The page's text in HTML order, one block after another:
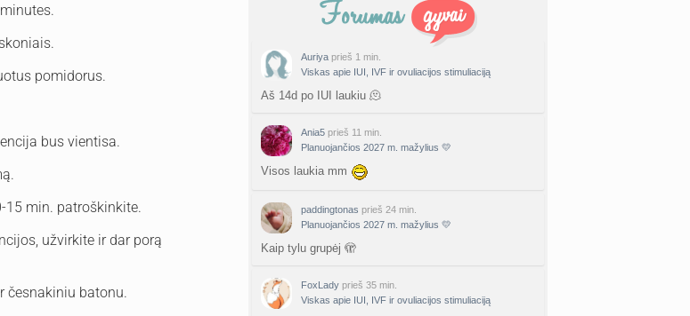
pomidorus.
bus vientisa.
15 min. patroškinkite.
užvirkite ir dar porą
česnakiniu batonu.
Auriya prieš 1 min.
Viskas apie IUI, IVF ir ovuliacijos stimuliaciją
Aš 14d po IUI laukiu 🫠
Ania5 prieš 11 min.
Planuojančios 2027 m. mažylius 💛
Visos laukia mm
paddingtonas prieš 24 min.
Planuojančios 2027 m. mažylius 💛
Kaip tylu grupėj 🫣
FoxLady prieš 35 min.
Viskas apie IUI, IVF ir ovuliacijos stimuliaciją